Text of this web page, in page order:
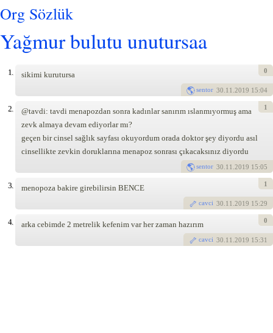
Org Sözlük
Yağmur bulutu unutursaa
1. sikimi kurutursa
sentor 30.11.2019 15:04
0
2.
@tavdi: tavdi menapozdan sonra kadınlar sanırım ıslanmıyormuş ama
zevk almaya devam ediyorlar mı?
geçen bir cinsel sağlık sayfası okuyordum orada doktor şey diyordu asıl
cinsellikte zevkin doruklarına menapoz sonrası çıkacaksınız diyordu
sentor 30.11.2019 15:05
1
3. menopoza bakire girebilirsin BENCE
cavci 30.11.2019 15:29
1
4. arka cebimde 2 metrelik kefenim var her zaman hazırım
cavci 30.11.2019 15:31
0